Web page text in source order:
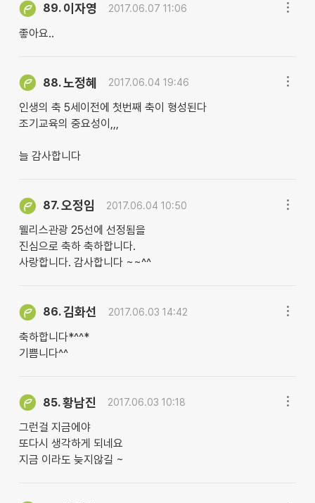
89. 이자영 2017.06.07 11:06
좋아요..
88.노정혜 2017.06.04 19:46
인생의 축 5세이전에 첫번째 축이 형성된다
조기교육의 중요성이,,,
늘 감사합니다
87.오정임 2017.06.04 10:50
웰리스관광 25선에 선정됨을
진심으로 축하 축하합니다.
사랑합니다. 감사합니다 ~~^^
86.김화선 2017.06.03 14:42
축하합니다*^^*
기쁨니다^^
85.황남진 2017.06.03 10:18
그런걸 지금에야
또다시 생각하게 되네요
지금 이라도 늦지않길 ~